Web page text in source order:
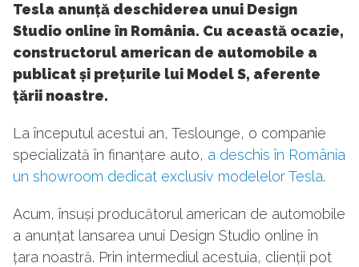
Tesla anunță deschiderea unui Design
Studio online în România. Cu această ocazie,
constructorul american de automobile a
publicat și prețurile lui Model S, aferente
țării noastre.
La începutul acestui an, Teslounge, o companie
specializată în finanțare auto, a deschis în România
un showroom dedicat exclusiv modelelor Tesla.
Acum, însuși producătorul american de automobile
a anunțat lansarea unui Design Studio online în
țara noastră. Prin intermediul acestuia, clienții pot